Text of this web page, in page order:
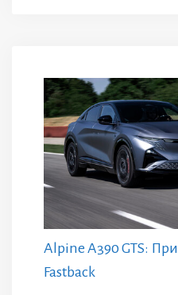
Alpine A390 GTS:
Fastback